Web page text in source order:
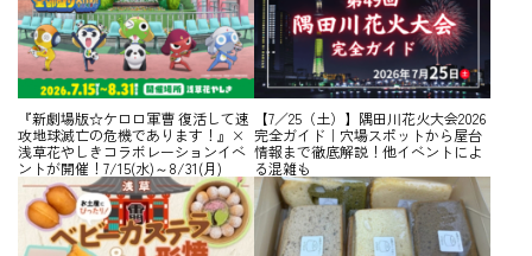
『新劇場版☆ケロロ軍曹 復活して速
攻地球滅亡の危機であります！』×
浅草花やしきコラボレーションイベ
ントが開催！7/15(水)～8/31(月)
【7／25（土）】隅田川花火大会2026
完全ガイド｜穴場スポットから屋台
情報まで徹底解説！他イベントによ
る混雑も